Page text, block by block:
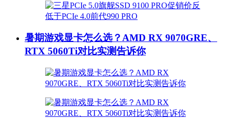
暑期游戏显卡怎么选？AMD RX 9070GRE、
RTX 5060Ti对比实测告诉你